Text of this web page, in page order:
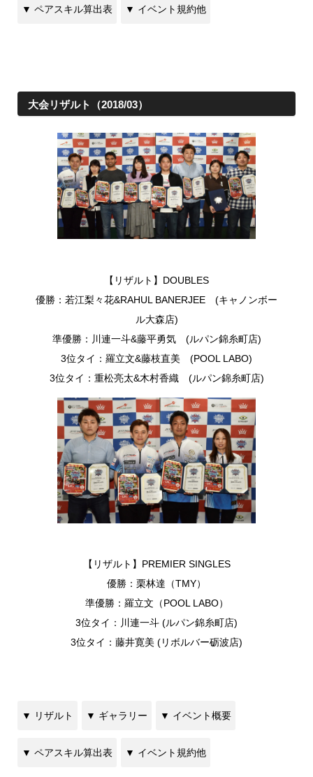
▼ ペアスキル算出表 ▼ イベント規約他
大会リザルト（2018/03）
【リザルト】DOUBLES
優勝：若江梨々花&RAHUL BANERJEE (キャノンボー
ル大森店)
準優勝：川連一斗&藤平勇気 (ルパン錦糸町店)
3位タイ：羅立文&藤枝直美 (POOL LABO)
3位タイ：重松亮太&木村香織 (ルパン錦糸町店)
【リザルト】PREMIER SINGLES
優勝：栗林達（TMY）
準優勝：羅立文（POOL LABO）
3位タイ：川連一斗 (ルパン錦糸町店)
3位タイ：藤井寛美 (リボルバー砺波店)
▼ リザルト ▼ ギャラリー ▼ イベント概要
▼ ペアスキル算出表 ▼ イベント規約他